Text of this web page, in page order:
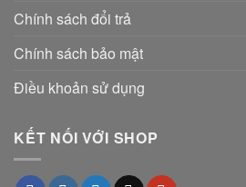
Chính sách đổi trả
Chính sách bảo mật
Điều khoản sử dụng
KẾT NỐI VỚI SHOP